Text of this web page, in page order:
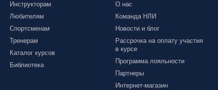
Инструкторам
Любителям
Спортсменам
Тренерам
Каталог курсов
Библиотека
О нас
Команда НЛИ
Новости и блог
Рассрочка на оплату участия
в курсе
Программа лояльности
Партнеры
Интернет-магазин